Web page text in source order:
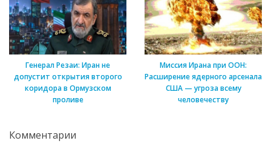
Генерал Резаи: Иран не
допустит открытия второго
коридора в Ормузском
проливе
Миссия Ирана при ООН:
Расширение ядерного арсенала
США — угроза всему
человечеству
Комментарии